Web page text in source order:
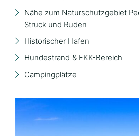
Nähe zum Naturschutzgebiet
Struck und Ruden
Historischer Hafen
Hundestrand & FKK-Bereich
Campingplätze